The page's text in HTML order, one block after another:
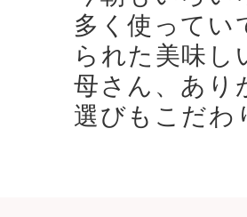
多く使ってい
られた美味
母さん、あり
選びもこだ